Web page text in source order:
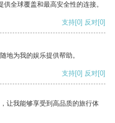
全球覆盖和最高安全性的连接。
支持[0] 反对[0]
地为我的娱乐提供帮助。
支持[0] 反对[0]
让我能够享受到高品质的旅行体